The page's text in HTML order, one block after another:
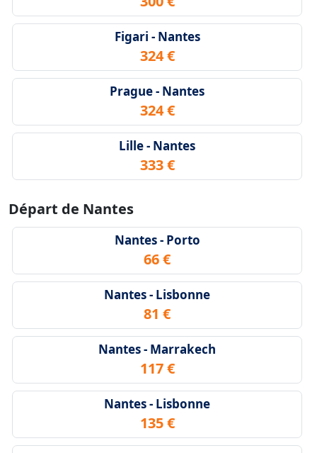
Figari - Nantes
324 €
Prague - Nantes
324 €
Lille - Nantes
333 €
Départ de Nantes
Nantes - Porto
66 €
Nantes - Lisbonne
81 €
Nantes - Marrakech
117 €
Nantes - Lisbonne
135 €